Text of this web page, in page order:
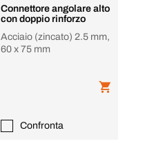
Connettore angolare alto
con doppio rinforzo
Acciaio (zincato) 2.5 mm,
60 x 75 mm
Confronta